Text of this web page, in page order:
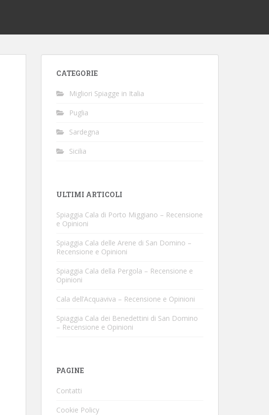
CATEGORIE
Migliori Spiagge in Italia
Puglia
Sardegna
Sicilia
ULTIMI ARTICOLI
Spiaggia Cala di Porto Miggiano – Recensione
e Opinioni
Spiaggia Cala delle Arene di San Domino –
Recensione e Opinioni
Spiaggia Cala della Pergola – Recensione e
Opinioni
Cala dell’Acquaviva – Recensione e Opinioni
Spiaggia Cala dei Benedettini di San Domino
– Recensione e Opinioni
PAGINE
Contatti
Cookie Policy